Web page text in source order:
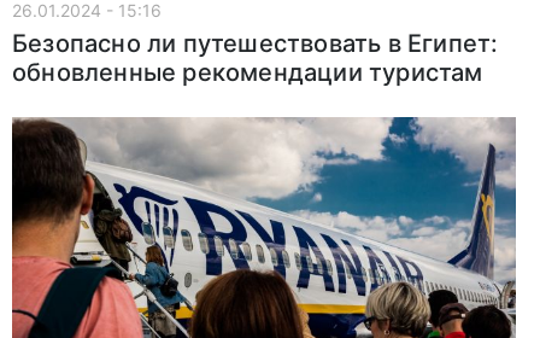
26.01.2024 - 15:16
Безопасно ли путешествовать в Египет:
обновленные рекомендации туристам